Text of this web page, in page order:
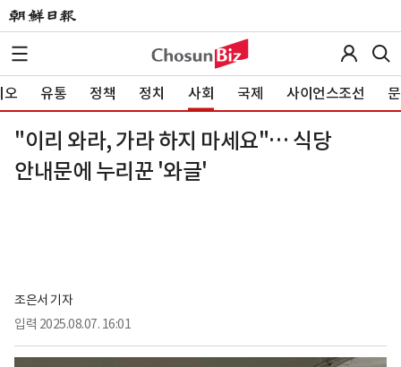
오 유통 정책 정치 사회 국제 사이언스조선
"이리 와라, 가라 하지 마세요"… 식당
안내문에 누리꾼 '와글'
조은서 기자
입력 2025.08.07. 16:01